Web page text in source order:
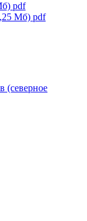
pdf
Мб) pdf
(северное